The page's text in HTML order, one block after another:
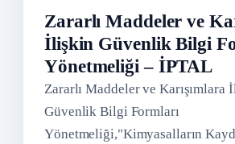
Zararlı Maddeler ve
İlişkin Güvenlik Bilgi
Yönetmeliği – İPTAL
Zararlı Maddeler ve Karışımlara
Güvenlik Bilgi Formları
Yönetmeliği,"Kimyasalların